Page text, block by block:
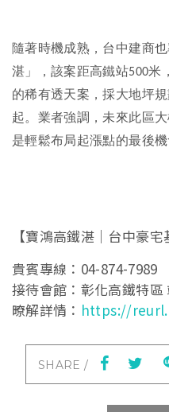
隨著時機成熟，台中建商
湛」，該案距高鐵站500米
的稀有透天案，採大地坪規
起。業者強調，未來此區
是輕鬆布局起漲點的最後機
【寶鴻高鐵湛｜台中豪
貴賓專線：04-874-7989​
接待會館：彰化高鐵特
暸解詳情： https://